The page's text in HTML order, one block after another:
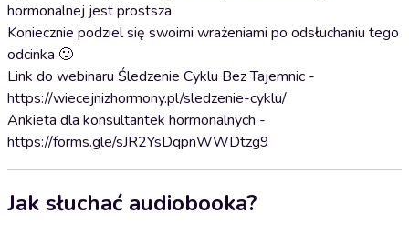
hormonalnej jest prostsza
Koniecznie podziel się swoimi wrażeniami po odsłuchaniu tego
odcinka 🙂
Link do webinaru Śledzenie Cyklu Bez Tajemnic -
https://wiecejnizhormony.pl/sledzenie-cyklu/
Ankieta dla konsultantek hormonalnych -
https://forms.gle/sJR2YsDqpnWWDtzg9
Jak słuchać audiobooka?